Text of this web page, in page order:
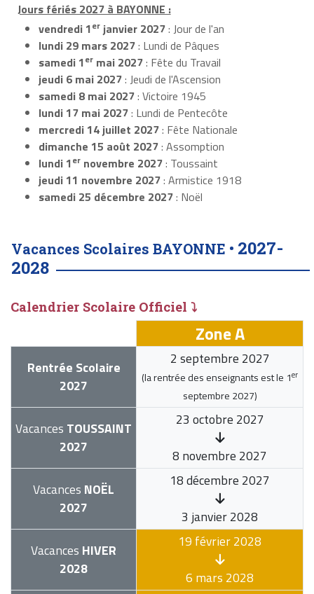
Jours fériés 2027 à BAYONNE :
vendredi 1er janvier 2027: Jour de l'an
lundi 29 mars 2027: Lundi de Pâques
samedi 1er mai 2027: Fête du Travail
jeudi 6 mai 2027: Jeudi de l'Ascension
samedi 8 mai 2027: Victoire 1945
lundi 17 mai 2027: Lundi de Pentecôte
mercredi 14 juillet 2027: Fête Nationale
dimanche 15 août 2027: Assomption
lundi 1er novembre 2027: Toussaint
jeudi 11 novembre 2027: Armistice 1918
samedi 25 décembre 2027: Noël
Vacances Scolaires BAYONNE • 2027-
2028
Calendrier Scolaire Officiel ⤵
Zone A
Rentrée Scolaire
2027
2 septembre 2027
(la rentrée des enseignants est le 1er
septembre 2027)
Vacances TOUSSAINT
2027
23 octobre 2027
8 novembre 2027
Vacances NOËL
2027
18 décembre 2027
3 janvier 2028
Vacances HIVER
2028
19 février 2028
6 mars 2028